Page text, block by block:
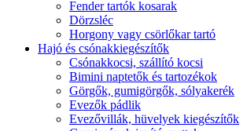
Fender tartók kosarak
Dörzsléc
Horgony vagy csörlőkar tartó
Hajó és csónakkiegészítők
Csónakkocsi, szállító kocsi
Bimini naptetők és tartozékok
Görgők, gumigörgők, sólyakerék
Evezők pádlik
Evezővillák, hüvelyek kiegészítők